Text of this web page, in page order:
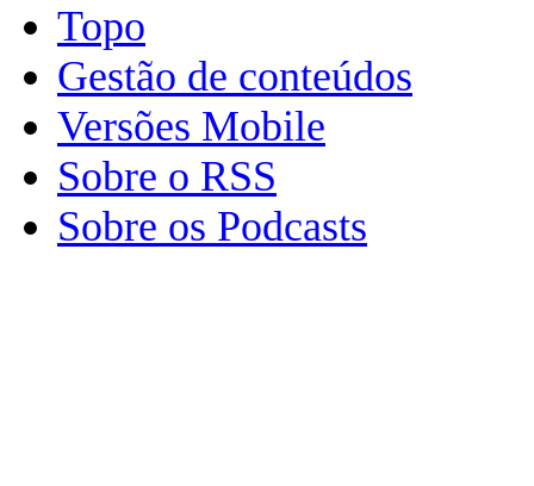
Topo
Gestão de conteúdos
Versões Mobile
Sobre o RSS
Sobre os Podcasts